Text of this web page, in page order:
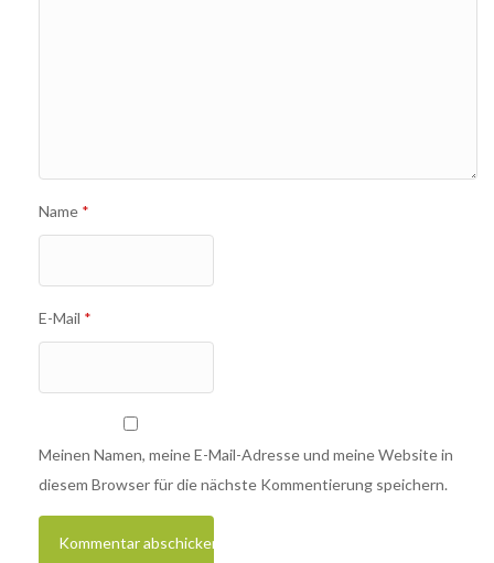
Name *
E-Mail *
Meinen Namen, meine E-Mail-Adresse und meine Website in
diesem Browser für die nächste Kommentierung speichern.